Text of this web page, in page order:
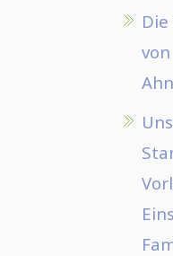
von